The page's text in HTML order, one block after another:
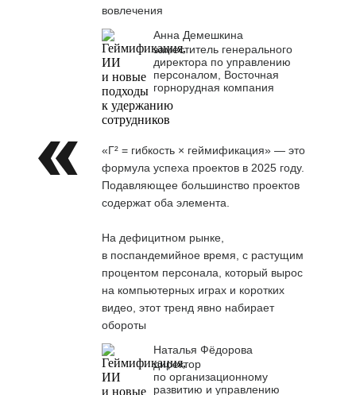
вовлечения
Анна Демешкина
заместитель генерального
директора по управлению
персоналом, Восточная
горнорудная компания
«Г² = гибкость × геймификация» — это
формула успеха проектов в 2025 году.
Подавляющее большинство проектов
содержат оба элемента.
На дефицитном рынке,
в поспандемийное время, с растущим
процентом персонала, который вырос
на компьютерных играх и коротких
видео, этот тренд явно набирает
обороты
Наталья Фёдорова
директор
по организационному
развитию и управлению